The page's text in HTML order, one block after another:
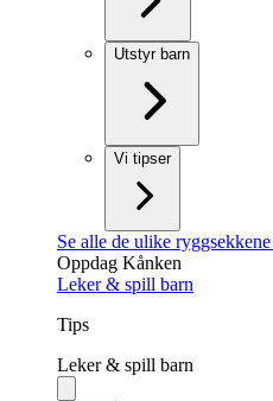
Utstyr barn
Vi tipser
Se alle de ulike
Oppdag Kånken
Leker & spill barn
Tips
Leker & spill barn